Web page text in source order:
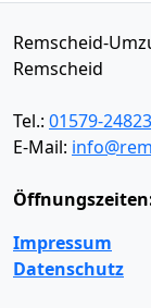
Remscheid-
Remscheid
Tel.: 01579-
E-Mail:
Impressum
Datenschutz